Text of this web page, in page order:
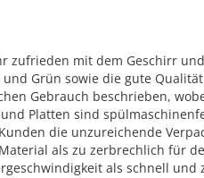
zufrieden mit dem Geschirr
Grün sowie die gute
Gebrauch beschrieben,
Platten sind
die unzureichende
als zu zerbrechlich für
als schnell und